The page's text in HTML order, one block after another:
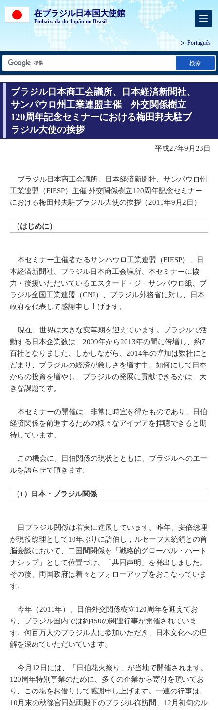
在ブラジル日本国大使館
Embaixada do Japão no Brasil
Português
検索
ブラジル日本商工会議所、日本経済新聞社、
サンパウロ州工業連盟主催 外交関係樹立
120周年記念セミナーにおける梅田邦夫駐ブ
ラジル大使の挨拶
平成27年9月23日
ブラジル日本商工会議所、日本経済新聞社、サンパウロ州
工業連盟（FIESP）主催 外交関係樹立120周年記念セミナー
における梅田邦夫駐ブラジル大使の挨拶（2015年9月2日）
（はじめに）
本セミナー主催者たるサンパウロ工業連盟（FIESP）、日
本経済新聞社、ブラジル日本商工会議所、本セミナーに協
力・後援いただいているエスタード・ジ・サンパウロ紙、ブ
ラジル全国工業連盟（CNI）、ブラジル外務省に対し、日本
政府を代表して感謝申し上げます。
現在、世界は大きな変革期を迎えています。ブラジルで活
動する日本企業数は、2009年から2013年の間に倍増し、約7
百社となりました、しかしながら、2014年の増加は数社にと
どまり、ブラジルの経済が厳しさを増す中、如何にして日本
からの投資を増やし、ブラジルの発展に貢献できるかは、大
きな課題です。
本セミナーの開催は、非常に時宜を得たものであり、日伯
経済関係を前進するための様々なアイデアを拝聴できると期
待しています。
この機会に、日伯関係の現状とともに、ブラジルへのエー
ルを語らせて頂きます。
（1）日本・ブラジル関係
日ブラジル関係は着実に進展しています。昨年、安倍総理
が現役総理として10年ぶりに訪伯し，ルセーフ大統領との首
脳会談において、二国間関係を「戦略的グローバル・パート
ナシップ」として位置づけ、「共同声明」を発出しました。
その後、両国政府は着々とフォローアップをおこなっていま
す。
今年（2015年）、日伯外交関係樹立120周年を迎えてお
り、ブラジル国内では約450の関連行事が開催されていま
す。何百万人のブラジル人に参加いただき、日本文化への理
解を深めていただいています。
今月12日には、「日伯花火祭り」が当地で開催されます。
120周年特別事業のために、多くの企業から寄付を頂いてお
り、この場をお借りして感謝申し上げます。一連の行事は、
10月末の秋篠宮同妃両殿下のブラジル御訪問、12月初旬のル